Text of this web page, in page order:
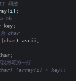
码值
[i ] ;
>b
key;
char
( char) ascii ;
;
简写为一行
(array[i] + key);